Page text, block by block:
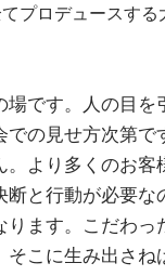
プロデュースす
です。人の目を
の見せ方次第で
より多くのお客
と行動が必要な
ます。こだわっ
こに生み出さね